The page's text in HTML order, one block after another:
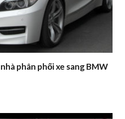
phân phối xe sang BMW